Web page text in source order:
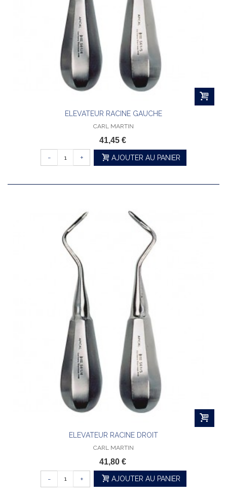
ELEVATEUR RACINE GAUCHE
CARL MARTIN
41,45 €
- + AJOUTER AU PANIER
ELEVATEUR RACINE DROIT
CARL MARTIN
41,80 €
- + AJOUTER AU PANIER